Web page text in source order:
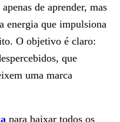
de aprender, mas
energia que impulsiona
O objetivo é claro:
que
uma marca
para baixar todos os